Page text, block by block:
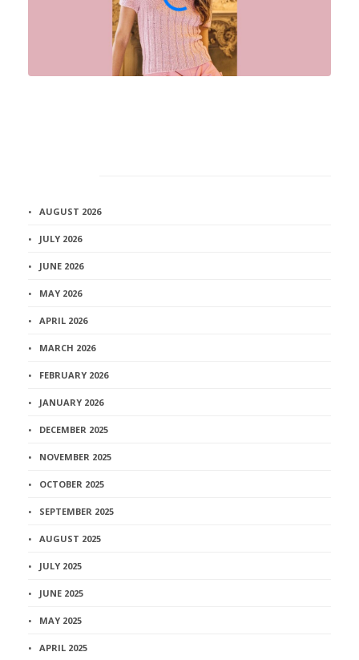
AUGUST 2026
JULY 2026
JUNE 2026
MAY 2026
APRIL 2026
MARCH 2026
FEBRUARY 2026
JANUARY 2026
DECEMBER 2025
NOVEMBER 2025
OCTOBER 2025
SEPTEMBER 2025
AUGUST 2025
JULY 2025
JUNE 2025
MAY 2025
APRIL 2025